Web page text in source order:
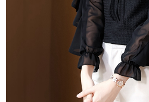
時審查核予不同之上限額度；若仍有額度
請求用戶進行身份認證。
５．嚴禁一人註冊多個帳號或使用他人資
恩沛科技股份有限公司將有權停止該用戶
每筆NT$70，滿NT$699(含以上)免運
每筆NT$90，滿NT$699(含以上)免運